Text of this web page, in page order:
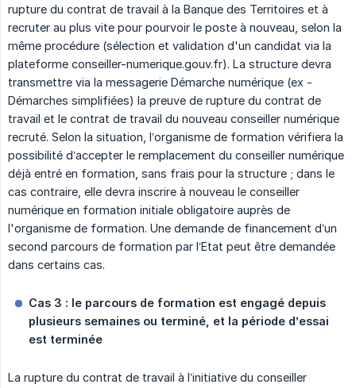
rupture du contrat de travail à la Banque des Territoires et à
recruter au plus vite pour pourvoir le poste à nouveau, selon la
même procédure (sélection et validation d'un candidat via la
plateforme conseiller-numerique.gouv.fr). La structure devra
transmettre via la messagerie Démarche numérique (ex -
Démarches simplifiées) la preuve de rupture du contrat de
travail et le contrat de travail du nouveau conseiller numérique
recruté. Selon la situation, l’organisme de formation vérifiera la
possibilité d’accepter le remplacement du conseiller numérique
déjà entré en formation, sans frais pour la structure ; dans le
cas contraire, elle devra inscrire à nouveau le conseiller
numérique en formation initiale obligatoire auprès de
l'organisme de formation. Une demande de financement d’un
second parcours de formation par l’Etat peut être demandée
dans certains cas.
Cas 3 : le parcours de formation est engagé depuis
plusieurs semaines ou terminé, et la période d’essai
est terminée
La rupture du contrat de travail à l’initiative du conseiller